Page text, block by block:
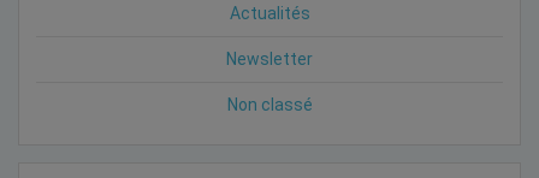
Actualités
Newsletter
Non classé